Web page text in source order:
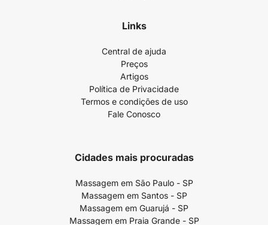
Links
Central de ajuda
Preços
Artigos
Política de Privacidade
Termos e condições de uso
Fale Conosco
Cidades mais procuradas
Massagem em São Paulo - SP
Massagem em Santos - SP
Massagem em Guarujá - SP
Massagem em Praia Grande - SP